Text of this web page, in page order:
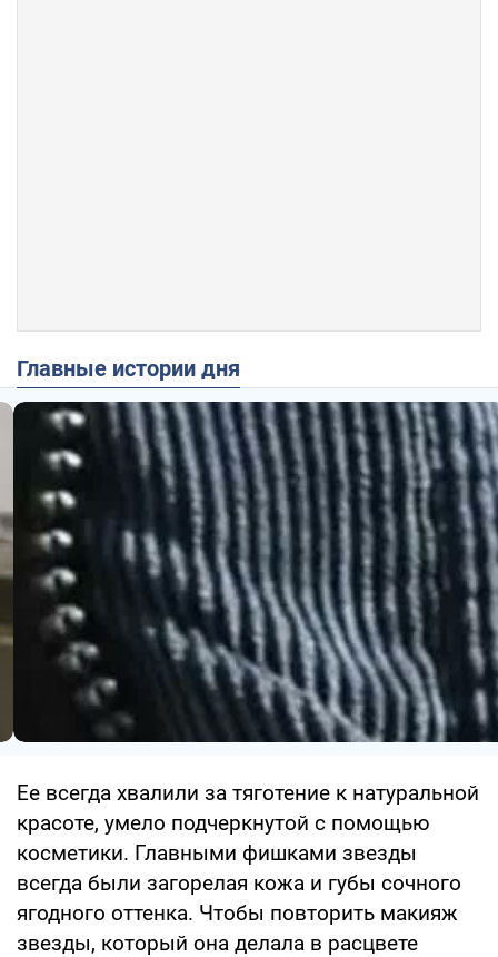
Главные истории дня
Ее всегда хвалили за тяготение к натуральной
красоте, умело подчеркнутой с помощью
косметики. Главными фишками звезды
всегда были загорелая кожа и губы сочного
ягодного оттенка. Чтобы повторить макияж
звезды, который она делала в расцвете